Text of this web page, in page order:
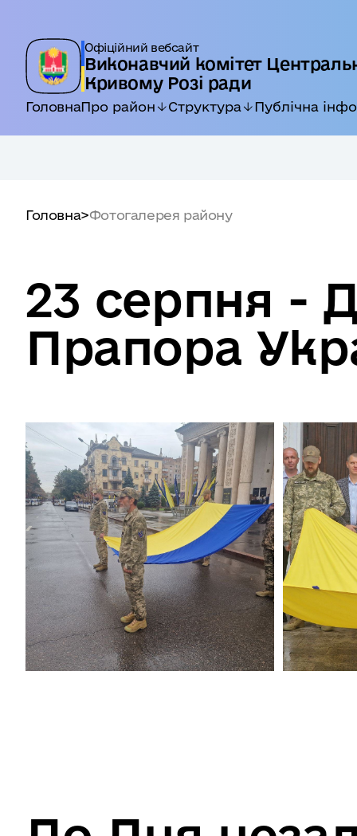
Офіційний вебсайт
Виконавчий комітет
Кривому Розі ради
ГоловнаПро район Структура Публічна
Головна>Фотогалерея району
23 серпня -
Прапора